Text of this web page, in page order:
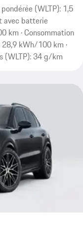
(WLTP): 1,5
avec batterie
km · Consommation
kWh/100 km ·
(WLTP): 34 g/km